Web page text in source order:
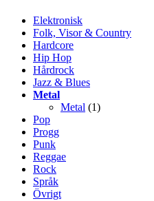
Elektronisk
Folk, Visor & Country
Hardcore
Hip Hop
Hårdrock
Jazz & Blues
Metal
Metal (1)
Pop
Progg
Punk
Reggae
Rock
Språk
Övrigt